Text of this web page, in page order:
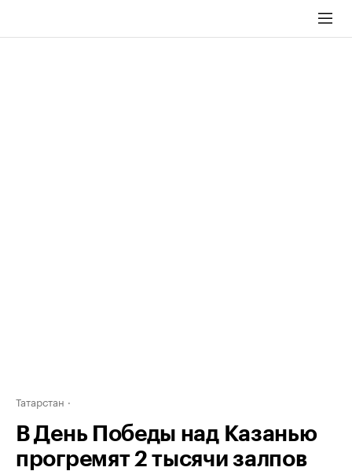
Татарстан
В День Победы над Казанью
прогремят 2 тысячи залпов